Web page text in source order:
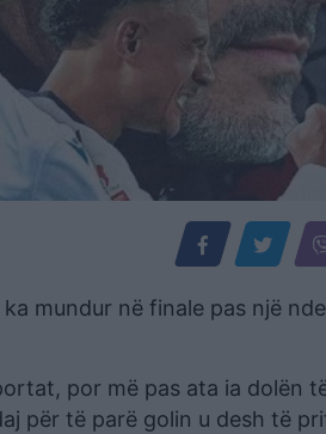
mundur në finale pas një
por më pas ata ia dolën
për të parë golin u desh të